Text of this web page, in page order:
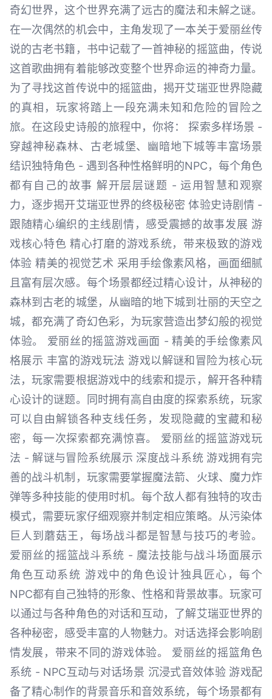
奇幻世界，这个世界充满了远古的魔法和未解之谜。
在一次偶然的机会中，主角发现了一本关于爱丽丝传
说的古老书籍，书中记载了一首神秘的摇篮曲，传说
这首歌曲拥有着能够改变整个世界命运的神奇力量。
为了寻找这首传说中的摇篮曲，揭开艾瑞亚世界隐藏
的真相，玩家将踏上一段充满未知和危险的冒险之
旅。在这段史诗般的旅程中，你将： 探索多样场景 -
穿越神秘森林、古老城堡、幽暗地下城等丰富场景
结识独特角色 - 遇到各种性格鲜明的NPC，每个角色
都有自己的故事 解开层层谜题 - 运用智慧和观察
力，逐步揭开艾瑞亚世界的终极秘密 体验史诗剧情 -
跟随精心编织的主线剧情，感受震撼的故事发展 游
戏核心特色 精心打磨的游戏系统，带来极致的游戏
体验 精美的视觉艺术 采用手绘像素风格，画面细腻
且富有层次感。每个场景都经过精心设计，从神秘的
森林到古老的城堡，从幽暗的地下城到壮丽的天空之
城，都充满了奇幻色彩，为玩家营造出梦幻般的视觉
体验。 爱丽丝的摇篮游戏画面 - 精美的手绘像素风
格展示 丰富的游戏玩法 游戏以解谜和冒险为核心玩
法，玩家需要根据游戏中的线索和提示，解开各种精
心设计的谜题。同时拥有高自由度的探索系统，玩家
可以自由解锁各种支线任务，发现隐藏的宝藏和秘
密，每一次探索都充满惊喜。 爱丽丝的摇篮游戏玩
法 - 解谜与冒险系统展示 深度战斗系统 游戏拥有完
善的战斗机制，玩家需要掌握魔法箭、火球、魔力炸
弹等多种技能的使用时机。每个敌人都有独特的攻击
模式，需要玩家仔细观察并制定相应策略。从污染体
巨人到蘑菇王，每场战斗都是智慧与技巧的考验。
爱丽丝的摇篮战斗系统 - 魔法技能与战斗场面展示
角色互动系统 游戏中的角色设计独具匠心，每个
NPC都有自己独特的形象、性格和背景故事。玩家可
以通过与各种角色的对话和互动，了解艾瑞亚世界的
各种秘密，感受丰富的人物魅力。对话选择会影响剧
情发展，带来不同的游戏体验。 爱丽丝的摇篮角色
系统 - NPC互动与对话场景 沉浸式音效体验 游戏配
备了精心制作的背景音乐和音效系统，每个场景都有